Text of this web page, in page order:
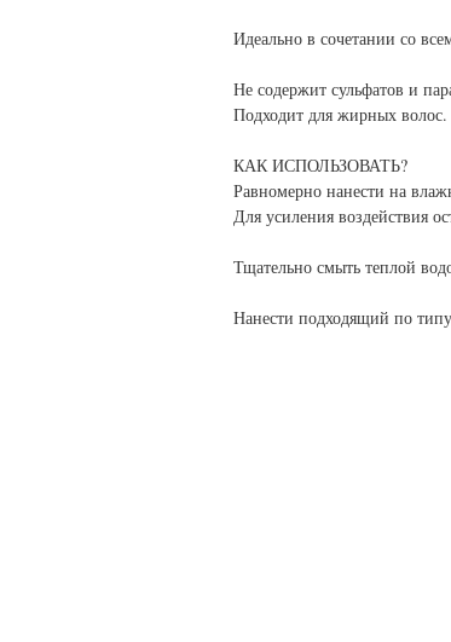
Идеально в сочетании со
Не содержит сульфатов и
Подходит для жирных волос.
КАК ИСПОЛЬЗОВАТЬ?
Равномерно нанести на
Для усиления воздействия
Тщательно смыть теплой
Нанести подходящий по